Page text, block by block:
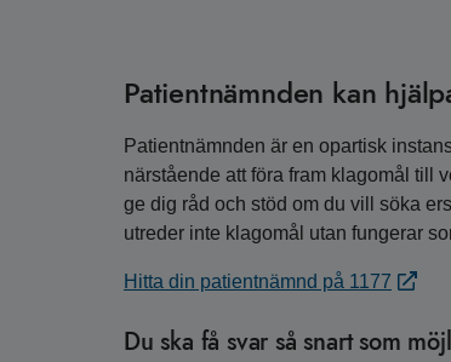
Patientnämnden kan
Patientnämnden är en opartisk
närstående att föra fram klagomål till
ge dig råd och stöd om du vill söka
utreder inte klagomål utan fungerar
Hitta din patientnämnd på 1177
Du ska få svar så snart som